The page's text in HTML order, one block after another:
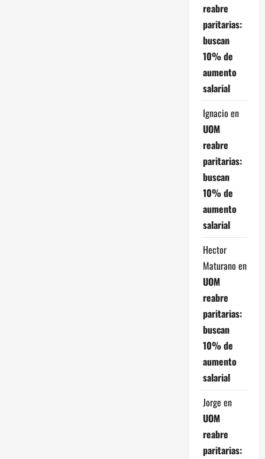
reabre
paritarias:
buscan
10% de
aumento
salarial
Ignacio en
UOM
reabre
paritarias:
buscan
10% de
aumento
salarial
Hector
Maturano en
UOM
reabre
paritarias:
buscan
10% de
aumento
salarial
Jorge en
UOM
reabre
paritarias: